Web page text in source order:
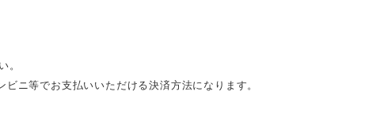
。
ニ等でお支払いいただける決済方法になります。